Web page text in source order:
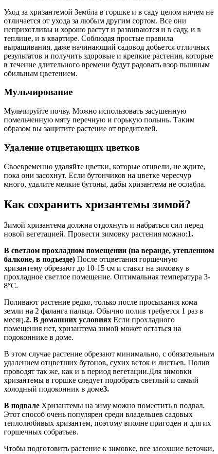
Уход за хризантемой Зембла в горшке и в саду целом ничем не
отличается от ухода за любым другим сортом. Все они
неприхотливы и хорошо растут и развиваются и в саду, и в
теплице, и в квартире. Соблюдая простые правила
выращивания, даже начинающий садовод добьется отличных
результатов и получить здоровые и крепкие растения, которые
в течение длительного времени будут радовать взор пышным
обильным цветением.
Мульчирование
Мульчируйте почву. Можно использовать засушенную
помельченную мяту перечную и горькую полынь. Таким
образом вы защитите растение от вредителей.
Удаление отцветающих цветков
Своевременно удаляйте цветки, которые отцвели, не ждите,
пока они засохнут. Если бутончиков на цветке чересчур
много, удалите мелкие бутоны, дабы хризантема не ослабла.
Как сохранить хризантемы зимой?
Зимой хризантема должна отдохнуть и набраться сил перед
новой вегетацией. Провести зимовку растения можно:1.
В светлом прохладном помещении (на веранде, утепленном
балконе, в подъезде) После отцветания горшечную
хризантему обрезают до 10-15 см и ставят на зимовку в
прохладное светлое помещение. Оптимальная температура 3-
8°C.
Поливают растение редко, только после просыхания кома
земли на 2 фаланга пальца. Обычно полив требуется 1 раз в
месяц.2. В домашних условиях Если прохладного
помещения нет, хризантема зимой может остаться на
подоконнике в доме.
В этом случае растение обрезают минимально, с обязательным
удалением отцветших бутонов, сухих веток и листьев. Полив
проводят так же, как и в период вегетации.Для зимовки
хризантемы в горшке следует подобрать светлый и самый
холодный подоконник в доме3.
В подвале Хризантемы на зиму можно поместить в подвал.
Этот способ очень популярен среди владельцев садовых
теплолюбивых хризантем, поэтому вполне пригоден и для их
горшечных собратьев.
Чтобы подготовить растение к зимовке, все засохшие веточки,